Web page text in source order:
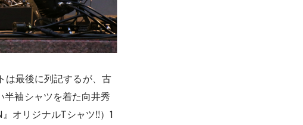
は最後に列記するが、古
袖シャツを着た向井秀
オリジナルTシャツ!!）1